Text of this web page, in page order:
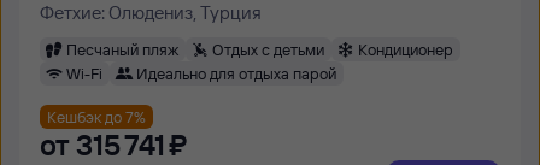
Фетхие: Олюдениз, Турция
Песчаный пляж Отдых с детьми
Кондиционер
Wi-Fi
Идеально для отдыха парой
Кешбэк до 7%
от 315 ⁠741 ⁠₽